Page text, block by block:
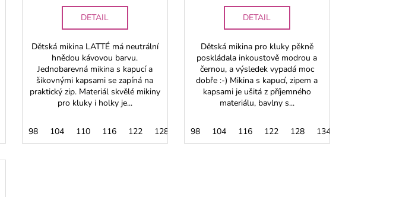
DETAIL
Dětská mikina LATTÉ má neutrální
hnědou kávovou barvu.
Jednobarevná mikina s kapucí a
šikovnými kapsami se zapíná na
praktický zip. Materiál skvělé mikiny
pro kluky i holky je...
98 104 110 116 122 128 134 140 146
DETAIL
Dětská mikina pro kluky pěkně
poskládala inkoustově modrou a
černou, a výsledek vypadá moc
dobře :-) Mikina s kapucí, zipem a
kapsami je ušitá z příjemného
materiálu, bavlny s...
98 104 116 122 128 134